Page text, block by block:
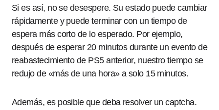
Si es así, no se desespere. Su estado puede cambiar
rápidamente y puede terminar con un tiempo de
espera más corto de lo esperado. Por ejemplo,
después de esperar 20 minutos durante un evento de
reabastecimiento de PS5 anterior, nuestro tiempo se
redujo de «más de una hora» a solo 15 minutos.
Además, es posible que deba resolver un captcha.